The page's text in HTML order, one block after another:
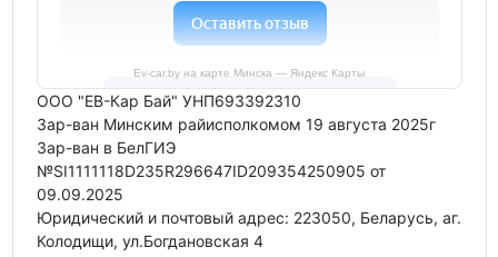
Ev-car.by на карте Минска — Яндекс Карты
ООО "ЕВ-Кар Бай" УНП693392310
Зар-ван Минским райисполкомом 19 августа 2025г
Зар-ван в БелГИЭ
№SI1111118D235R296647ID209354250905 от
09.09.2025
Юридический и почтовый адрес: 223050, Беларусь, аг.
Колодищи, ул.Богдановская 4